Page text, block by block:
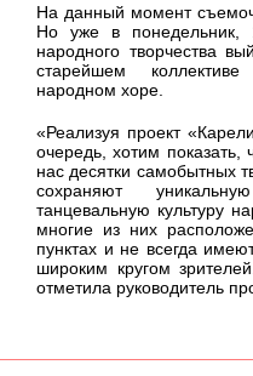
На данный момент
Но уже в понедельник,
народного творчества
старейшем
народном хоре.
«Реализуя проект
очередь, хотим показать,
нас десятки самобытных
сохраняют
танцевальную культуру
многие из них
пунктах и не всегда
широким кругом
отметила руководитель